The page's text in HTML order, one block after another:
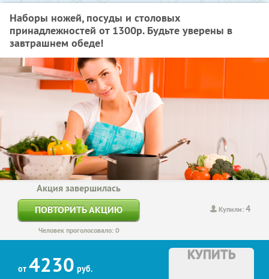
Наборы ножей, посуды и столовых
принадлежностей от 1300р. Будьте уверены в
завтрашнем обеде!
Купили:4
Акция завершилась
ПОВТОРИТЬ АКЦИЮ
Человек проголосовало: 0
от 4230 руб.
КУПИТЬ